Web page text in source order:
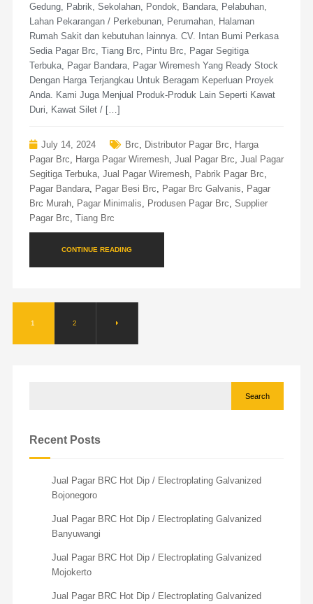
Gedung, Pabrik, Sekolahan, Pondok, Bandara, Pelabuhan,
Lahan Pekarangan / Perkebunan, Perumahan, Halaman
Rumah Sakit dan kebutuhan lainnya. CV. Intan Bumi Perkasa
Sedia Pagar Brc, Tiang Brc, Pintu Brc, Pagar Segitiga
Terbuka, Pagar Bandara, Pagar Wiremesh Yang Ready Stock
Dengan Harga Terjangkau Untuk Beragam Keperluan Proyek
Anda. Kami Juga Menjual Produk-Produk Lain Seperti Kawat
Duri, Kawat Silet / […]
July 14, 2024 Brc Distributor Pagar Brc
Harga
Pagar Brc
Harga Pagar Wiremesh, Jual Pagar Brc Jual Pagar
Segitiga Terbuka, Jual Pagar Wiremesh, Pabrik Pagar Brc
Pagar Bandara, Pagar Besi Brc Pagar Brc Galvanis
Pagar
Brc Murah, Pagar Minimalis Produsen Pagar Brc Supplier
Pagar Brc Tiang Brc
CONTINUE READING
1 2
Search
Recent Posts
Jual Pagar BRC Hot Dip / Electroplating Galvanized
Bojonegoro
Jual Pagar BRC Hot Dip / Electroplating Galvanized
Banyuwangi
Jual Pagar BRC Hot Dip / Electroplating Galvanized
Mojokerto
Jual Pagar BRC Hot Dip / Electroplating Galvanized